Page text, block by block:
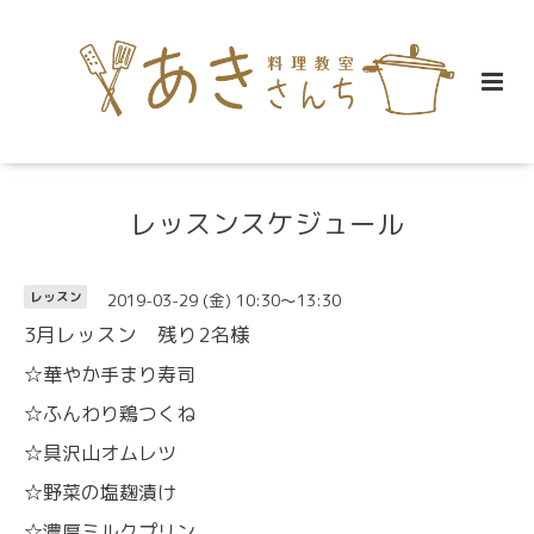
レッスンスケジュール
レッスン 2019-03-29 (金) 10:30～13:30
3月レッスン 残り2名様
☆華やか手まり寿司
☆ふんわり鶏つくね
☆具沢山オムレツ
☆野菜の塩麹漬け